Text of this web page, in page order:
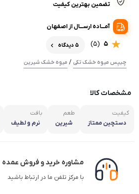
تضمین بهترین کیفیت
آمـــاده ارســـال از اصفهان
5
(5) 5 دیدگاه
چیپس میوه خشک تکی / میوه خشک شیرین
مشخصات کالا
کیفیت
دستچین ممتاز
طعم
شیرین
بافت
نرم و لطیف
مشاوره خرید و فروش عمده
با مرکز تلفن ما در ارتباط باشید